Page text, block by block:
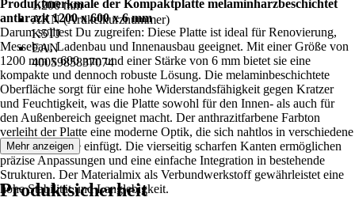
1.200 mm
AKN (Artikelkurznummer)
K5TJ
EAN
4005985837074
Produktmerkmale der Kompaktplatte melaminharzbeschichtet
anthrazit 1200 x 600 x 6 mm
Darum solltest Du zugreifen: Diese Platte ist ideal für Renovierung,
Messebau, Ladenbau und Innenausbau geeignet. Mit einer Größe von
1200 mm x 600 mm und einer Stärke von 6 mm bietet sie eine
kompakte und dennoch robuste Lösung. Die melaminbeschichtete
Oberfläche sorgt für eine hohe Widerstandsfähigkeit gegen Kratzer
und Feuchtigkeit, was die Platte sowohl für den Innen- als auch für
den Außenbereich geeignet macht. Der anthrazitfarbene Farbton
verleiht der Platte eine moderne Optik, die sich nahtlos in verschiedene
Designkonzepte einfügt. Die vierseitig scharfen Kanten ermöglichen
präzise Anpassungen und eine einfache Integration in bestehende
Strukturen. Der Materialmix als Verbundwerkstoff gewährleistet eine
hohe Stabilität und Langlebigkeit.
Mehr anzeigen
Produktsicherheit